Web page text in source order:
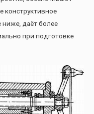
конструктивное
ниже, даёт более
при подготовке